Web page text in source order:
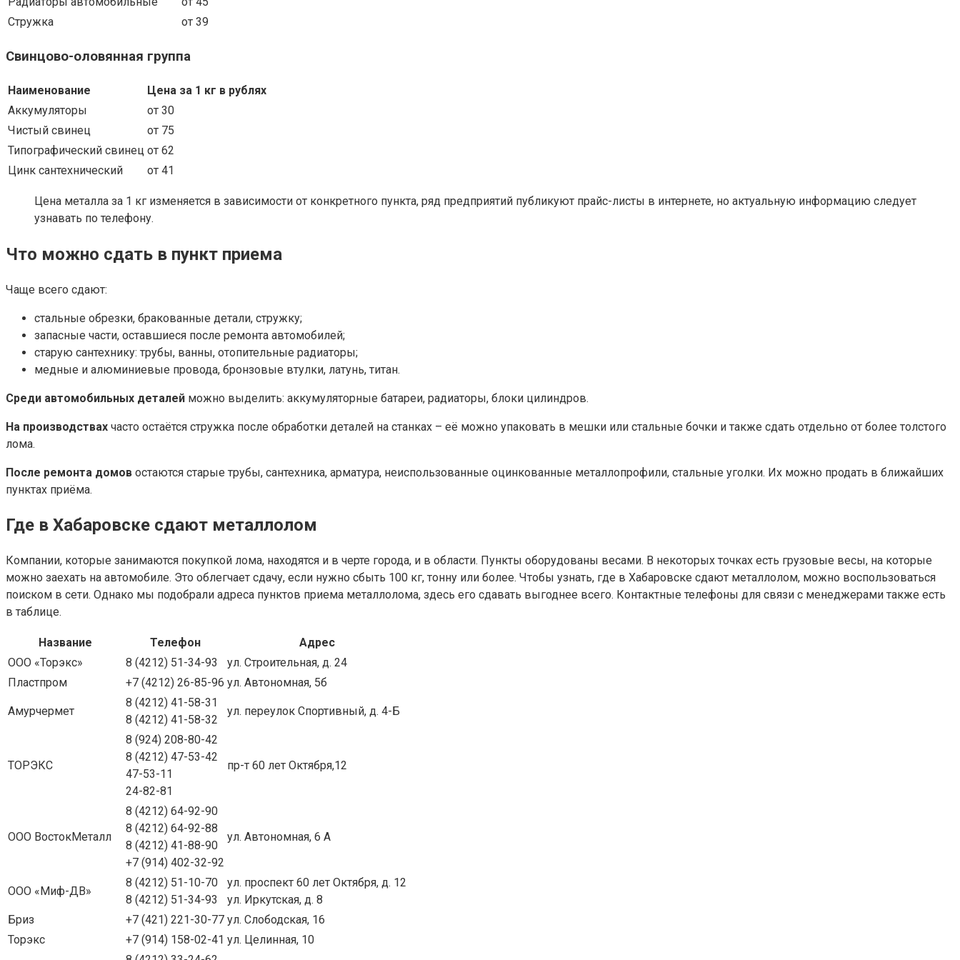
Стружка
от 39
Свинцово-оловянная группа
Наименование
Цена за 1 кг в рублях
Аккумуляторы
от 30
Чистый свинец
от 75
Типографический свинец от 62
Цинк сантехнический
от 41
Цена металла за 1 кг изменяется в зависимости от конкретного пункта, ряд предприятий публикуют прайс-листы в интернете, но актуальную информацию следует
узнавать по телефону.
Что можно сдать в пункт приема
Чаще всего сдают:
стальные обрезки, бракованные детали, стружку;
запасные части, оставшиеся после ремонта автомобилей;
старую сантехнику: трубы, ванны, отопительные радиаторы;
медные и алюминиевые провода, бронзовые втулки, латунь, титан.
Среди автомобильных деталей можно выделить: аккумуляторные батареи, радиаторы, блоки цилиндров.
На производствах часто остаётся стружка после обработки деталей на станках – её можно упаковать в мешки или стальные бочки и также сдать отдельно от более толстого
лома.
После ремонта домов остаются старые трубы, сантехника, арматура, неиспользованные оцинкованные металлопрофили, стальные уголки. Их можно продать в ближайших
пунктах приёма.
Где в Хабаровске сдают металлолом
Компании, которые занимаются покупкой лома, находятся и в черте города, и в области. Пункты оборудованы весами. В некоторых точках есть грузовые весы, на которые
можно заехать на автомобиле. Это облегчает сдачу, если нужно сбыть 100 кг, тонну или более. Чтобы узнать, где в Хабаровске сдают металлолом, можно воспользоваться
поиском в сети. Однако мы подобрали адреса пунктов приема металлолома, здесь его сдавать выгоднее всего. Контактные телефоны для связи с менеджерами также есть
в таблице.
Название Телефон
Адрес
ООО «Торэкс»
8 (4212) 51-34-93
ул. Строительная, д. 24
Пластпром
+7 (4212) 26-85-96 ул. Автономная, 5б
Амурчермет
8 (4212) 41-58-31
8 (4212) 41-58-32
ул. переулок Спортивный, д. 4-Б
ТОРЭКС
8 (924) 208-80-42
8 (4212) 47-53-42
47-53-11
24-82-81
пр-т 60 лет Октября,12
ООО ВостокМеталл
8 (4212) 64-92-90
8 (4212) 64-92-88
8 (4212) 41-88-90
+7 (914) 402-32-92
ул. Автономная, 6 А
ООО «Миф-ДВ»
8 (4212) 51-10-70
8 (4212) 51-34-93
ул. проспект 60 лет Октября, д. 12
ул. Иркутская, д. 8
Бриз
+7 (421) 221-30-77 ул. Слободская, 16
Торэкс
+7 (914) 158-02-41 ул. Целинная, 10